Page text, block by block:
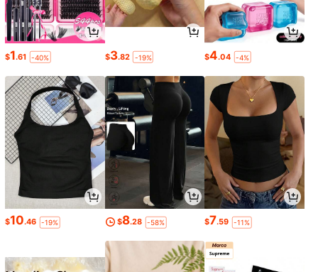
$1.61 -40% $3.82 -19% $4.04 -4%
$10.46 -19% $8.28 -58% $7.59 -11%